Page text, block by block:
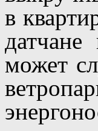
в
может